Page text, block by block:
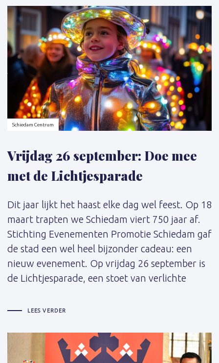
Schrijver:
Schiedam Centrum
Vrijdag 26 september: Doe mee
met de Lichtjesparade
Dit jaar lijkt het haast elke dag wel feest. Op 18
maart trapten we Schiedam viert 750 jaar af.
Stichting Evenementen Promotie Schiedam gaf
de stad een wel heel bijzonder cadeau: een
nieuw evenement. Op vrijdag 26 september is
de Lichtjesparade, een stoet van verlichte
LEES VERDER